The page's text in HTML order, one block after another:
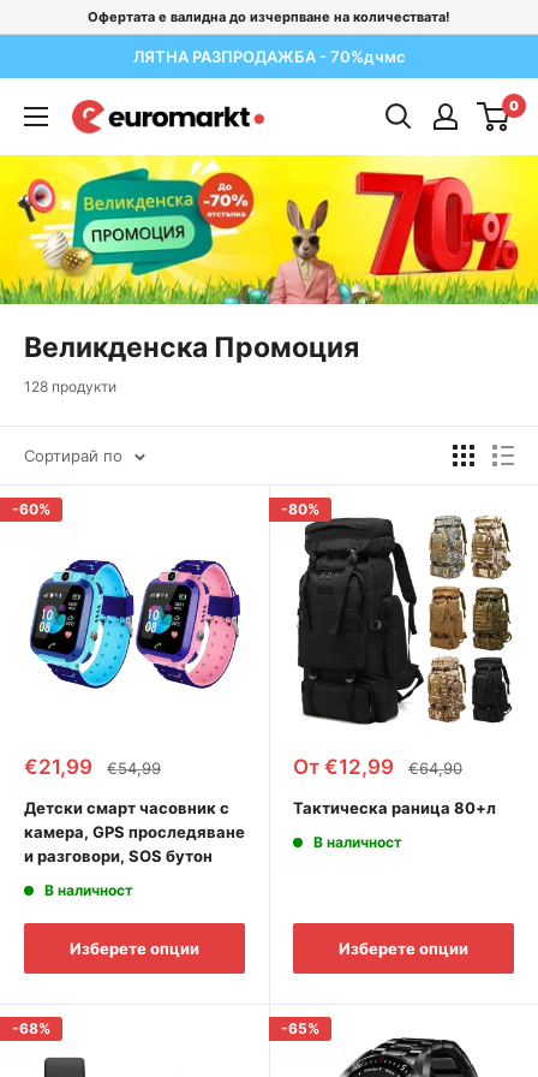
Офертата е валидна до изчерпване на количествата!
ЛЯТНА РАЗПРОДАЖБА - 70%дчмс
Euromarkt
0
Великденска Промоция
128 продукти
Сортирай по
-60%
Промоционална
цена
€21,99
Редовна
цена
€54,99
Детски смарт часовник с
камера, GPS проследяване
и разговори, SOS бутон
В наличност
Изберете опции
-80%
Промоционална
От €12,99
Редовна
цена
€64,90
Тактическа раница 80+л
В наличност
Изберете опции
-68% -65%